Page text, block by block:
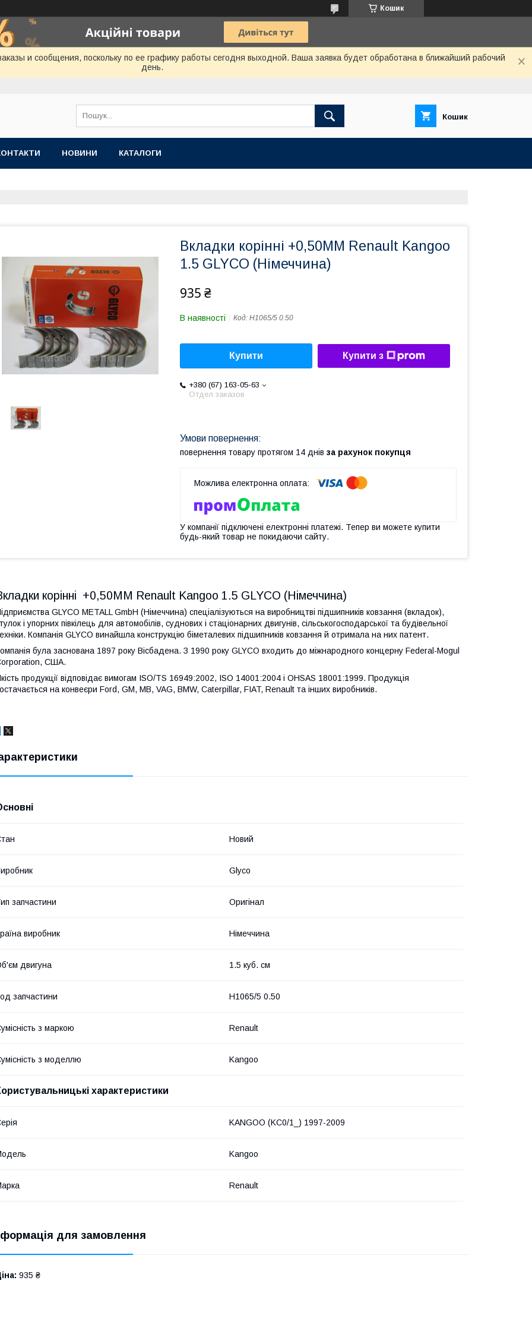
Кошик
и сообщения, поскольку по ее графику работы сегодня выходной. Ваша заявка будет обработана в ближайший рабочий
день.
Кошик
НОВИНИ КАТАЛОГИ
Вкладки корінні +0,50MM Renault Kangoo
1.5 GLYCO (Німеччина)
935 ₴
В наявності Код: H1065/5 0.50
Купити Купити з
+380 (67) 163-05-63
Отдел заказов
повернення товару протягом 14 днів за рахунок покупця
У компанії підключені електронні платежі. Тепер ви можете купити
будь-який товар не покидаючи сайту.
корінні +0,50MM Renault Kangoo 1.5 GLYCO (Німеччина)
GLYCO METALL GmbH (Німеччина) спеціалізуються на виробництві підшипників ковзання (вкладок),
і упорних півкілець для автомобілів, суднових і стаціонарних двигунів, сільськогосподарської та будівельної
Компанія GLYCO винайшла конструкцію біметалевих підшипників ковзання й отримала на них патент.
була заснована 1897 року Вісбадена. З 1990 року GLYCO входить до міжнародного концерну Federal-Mogul
США.
продукції відповідає вимогам ISO/TS 16949:2002, ISO 14001:2004 і OHSAS 18001:1999. Продукція
на конвеєри Ford, GM, MB, VAG, BMW, Caterpillar, FIAT, Renault та інших виробників.
Новий
Glyco
запчастини Оригінал
виробник Німеччина
двигуна 1.5 куб. см
запчастини H1065/5 0.50
з маркою Renault
з моделлю Kangoo
характеристики
KANGOO (KC0/1_) 1997-2009
Kangoo
Renault
для замовлення
935 ₴